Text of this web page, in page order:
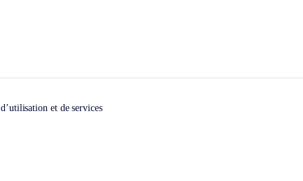
et de services